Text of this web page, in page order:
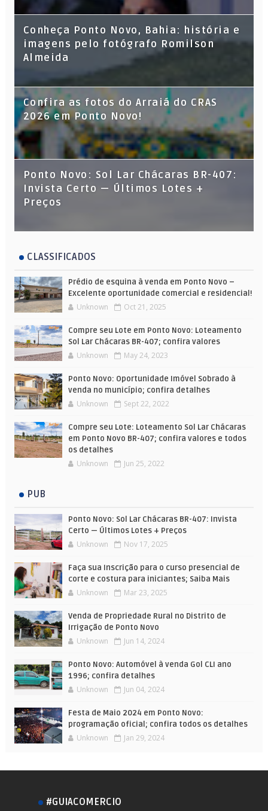
Conheça Ponto Novo, Bahia: história e
imagens pelo fotógrafo Romilson
Almeida
Confira as fotos do Arraiá do CRAS
2026 em Ponto Novo!
Ponto Novo: Sol Lar Chácaras BR-407:
Invista Certo — Últimos Lotes +
Preços
CLASSIFICADOS
Prédio de esquina à venda em Ponto Novo –
Excelente oportunidade comercial e residencial!
Unknown Oct 21, 2025
Compre seu Lote em Ponto Novo: Loteamento
Sol Lar Chácaras BR-407; confira valores
Unknown May 24, 2023
Ponto Novo: Oportunidade Imóvel Sobrado à
venda no município; confira detalhes
Unknown Sept 22, 2022
Compre seu Lote: Loteamento Sol Lar Chácaras
em Ponto Novo BR-407; confira valores e todos
os detalhes
Unknown Jun 25, 2022
PUB
Ponto Novo: Sol Lar Chácaras BR-407: Invista
Certo — Últimos Lotes + Preços
Unknown Nov 17, 2025
Faça sua Inscrição para o curso presencial de
corte e costura para iniciantes; Saiba Mais
Unknown Mar 23, 2025
Venda de Propriedade Rural no Distrito de
Irrigação de Ponto Novo
Unknown Jun 14, 2024
Ponto Novo: Automóvel à venda Gol CLI ano
1996; confira detalhes
Unknown Jun 04, 2024
Festa de Maio 2024 em Ponto Novo:
programação oficial; confira todos os detalhes
Unknown Jan 29, 2024
#GUIACOMERCIO